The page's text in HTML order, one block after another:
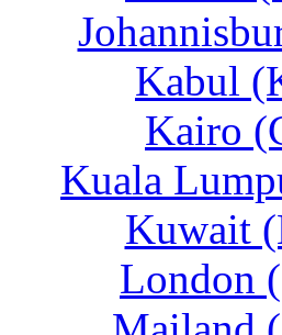
Kabul
Kairo
Kuala
Kuwait
London